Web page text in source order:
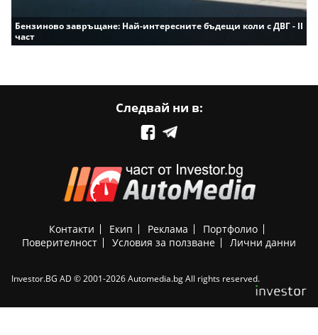
Бензиново завръщане: Най-интересните бъдещи коли с ДВГ - II
част
Следвай ни в:
Контакти Екип Реклама
Портфолио
Поверителност
Условия за ползване Лични данни
Investor.BG AD © 2001-2026 Automedia.bg All rights reserved.